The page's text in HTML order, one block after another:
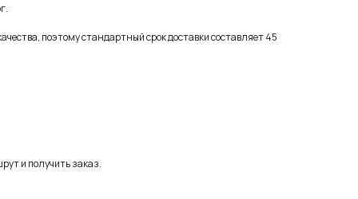
поэтому стандартный срок доставки составляет 45
и получить заказ.